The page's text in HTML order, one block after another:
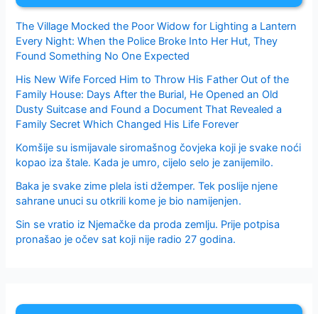
The Village Mocked the Poor Widow for Lighting a Lantern
Every Night: When the Police Broke Into Her Hut, They
Found Something No One Expected
His New Wife Forced Him to Throw His Father Out of the
Family House: Days After the Burial, He Opened an Old
Dusty Suitcase and Found a Document That Revealed a
Family Secret Which Changed His Life Forever
Komšije su ismijavale siromašnog čovjeka koji je svake noći
kopao iza štale. Kada je umro, cijelo selo je zanijemilo.
Baka je svake zime plela isti džemper. Tek poslije njene
sahrane unuci su otkrili kome je bio namijenjen.
Sin se vratio iz Njemačke da proda zemlju. Prije potpisa
pronašao je očev sat koji nije radio 27 godina.